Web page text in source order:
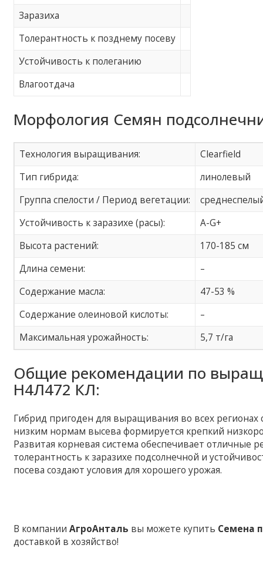
Заразиха
Толерантность к позднему посеву
Устойчивость к полеганию
Влагоотдача
Морфология Семян
Технология выращивания:
Clearfield
Тип гибрида:
линолевый
Группа спелости / Период вегетации:
Устойчивость к заразихе (расы):
A-G+
Высота растений:
170-185 см
Длина семени:
–
Содержание масла:
47-53 %
Содержание олеиновой кислоты:
–
Максимальная урожайность:
5,7 т/га
Общие рекомендации по
Н4Л472 КЛ:
Гибрид пригоден для выращивания во всех
низким нормам высева формируется крепкий
Развитая корневая система обеспечивает отличные
толерантность к заразихе подсолнечной и
посева создают условия для хорошего урожая.
В компанииАгроАнталь вы можете купить Семена
доставкой в хозяйство!